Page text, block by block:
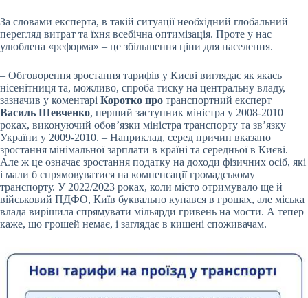
За словами експерта, в такій ситуації необхідний глобальний
перегляд витрат та їхня всебічна оптимізація. Проте у нас
улюблена «реформа» – це збільшення ціни для населення.
– Обговорення зростання тарифів у Києві виглядає як якась
нісенітниця та, можливо, спроба тиску на центральну владу, –
зазначив у коментарі Коротко про транспортний експерт
Василь Шевченко, перший заступник міністра у 2008-2010
роках, виконуючий обов’язки міністра транспорту та зв’язку
України у 2009-2010. – Наприклад, серед причин вказано
зростання мінімальної зарплати в країні та середньої в Києві.
Але ж це означає зростання податку на доходи фізичних осіб, які
і мали б спрямовуватися на компенсації громадському
транспорту. У 2022/2023 роках, коли місто отримувало ще й
військовий ПДФО, Київ буквально купався в грошах, але міська
влада вирішила спрямувати мільярди гривень на мости. А тепер
каже, що грошей немає, і заглядає в кишені споживачам.